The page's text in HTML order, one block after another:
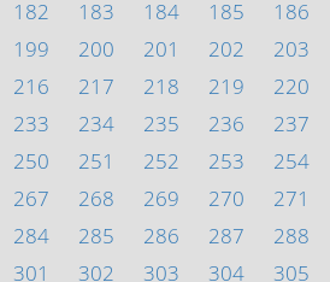
182 183 184 185 186
199 200 201 202 203
216 217 218 219 220
233 234 235 236 237
250 251 252 253 254
267 268 269 270 271
284 285 286 287 288
301 302 303 304 305